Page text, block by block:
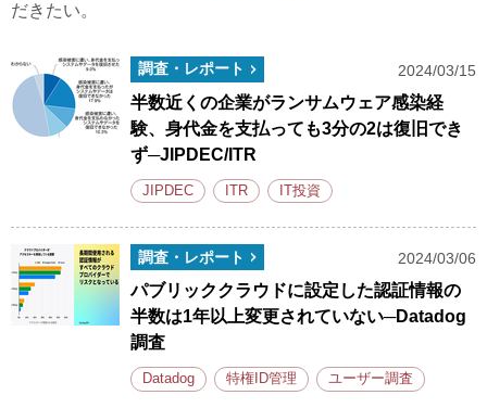
だきたい。
調査・レポート 2024/03/15
半数近くの企業がランサムウェア感染経
験、身代金を支払っても3分の2は復旧でき
ず─JIPDEC/ITR
JIPDEC ITR IT投資
調査・レポート 2024/03/06
パブリッククラウドに設定した認証情報の
半数は1年以上変更されていない─Datadog
調査
Datadog 特権ID管理 ユーザー調査